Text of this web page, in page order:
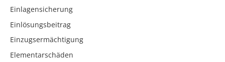
Einlagensicherung
Einlösungsbeitrag
Einzugsermächtigung
Elementarschäden